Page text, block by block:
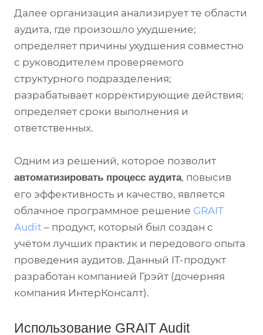
Далее организация анализирует те области
аудита, где произошло ухудшение;
определяет причины ухудшения совместно
с руководителем проверяемого
структурного подразделения;
разрабатывает корректирующие действия;
определяет сроки выполнения и
ответственных.
Одним из решений, которое позволит
автоматизировать процесс аудита, повысив
его эффективность и качество, является
облачное программное решение GRAIT
Audit – продукт, который был создан с
учётом лучших практик и передового опыта
проведения аудитов. Данный IT-продукт
разработан компанией Грэйт (дочерняя
компания ИнтерКонсалт).
Использование GRAIT Audit